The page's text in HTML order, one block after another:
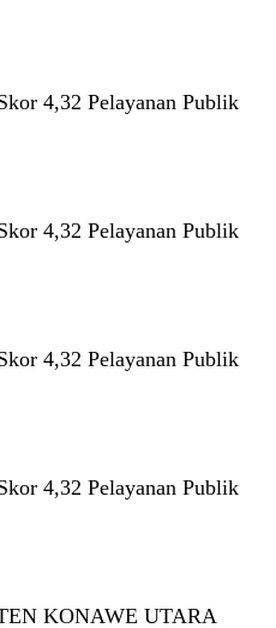
4,32 Pelayanan Publik
4,32 Pelayanan Publik
4,32 Pelayanan Publik
4,32 Pelayanan Publik
KONAWE UTARA